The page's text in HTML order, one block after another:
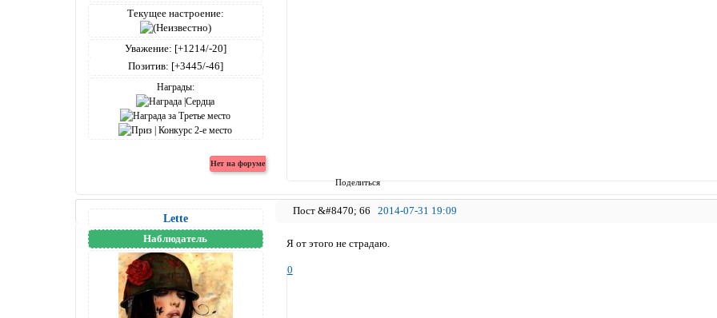
Поделиться
Текущее настроение:
Уважение: [+1214/-20]
Позитив: [+3445/-46]
Награды:
66 2014-07-31 19:09
Lette
Наблюдатель Я от этого не страдаю.
0